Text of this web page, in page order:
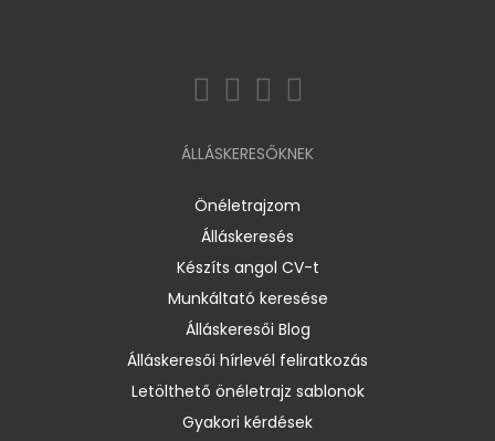
ÁLLÁSKERESŐKNEK
Önéletrajzom
Álláskeresés
Készíts angol CV-t
Munkáltató keresése
Álláskeresői Blog
Álláskeresői hírlevél feliratkozás
Letölthető önéletrajz sablonok
Gyakori kérdések